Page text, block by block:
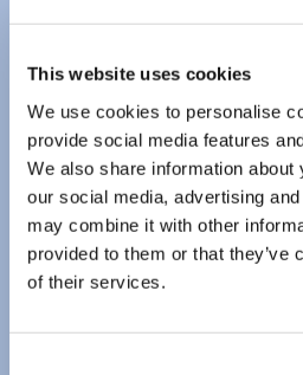
This website uses cookies
We use cookies to personalise
provide social media features
We also share information
our social media, advertising
may combine it with other
provided to them or that they’ve
of their services.